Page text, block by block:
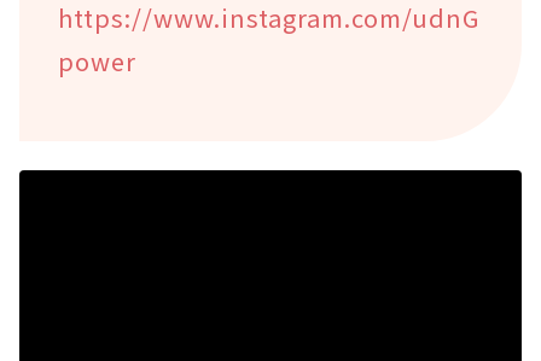
https://www.instagram.com/udnG
power